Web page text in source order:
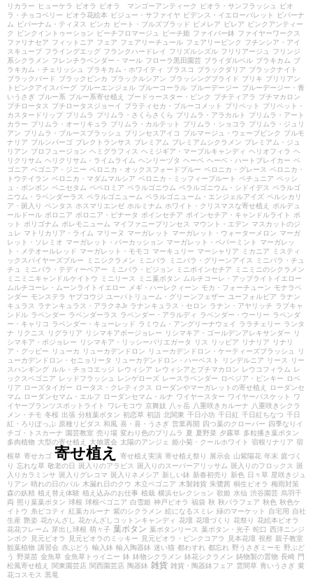
リカラー
ヒューケラ ビオラ ビオラ マンゴーアンティーク ビオラ・サンフラッシュ
ビオ
ラ・チョコベリー
ビオラ花絵本 ビジュー・サファイヤ ビデンス・イエローパレット
ビバーナ
ム
ビバーナム・ティヌス ビンカ ビート・ブルズブラッド ピメレア ピレア
ピンクアンティー
ク
ピンクイントゥーション ピーチフロマージュ ピーチ姫 ファイバー鉢 ファイヤーワークス
ファリナセア フィットニア フェア フェアリーチュール フェアリーピンク
フチンシア・アイ
スキューブ フライングエッグ フランクハードレイ フリズルシズル フリリアージュ
フリンジ
系シクラメン フレンチラベンダー・マール フローラ黒田園芸 ブライダルベル ブラキカム ブ
ラキカム・チェリッシュ
ブラキカム・ホワイティ ブラスコ ブラックダリア ブラックナイト
ブラックバード ブラックビンカ ブラックルシアン ブラッシングブライド ブリキ ブリリアン
トピンクアイスバーグ ブルーエンジェル ブルーコーラル ブルーデージー ブルーデージー・青
いうさぎ ブルー系 ブルー系寄せ植え ブードゥースター・ピンク プチティアラ
プチマカロン
プチロータス
プチロータスジョーイ プラティセカ・ブルーコメット プリペット
プリペット・
カスタードリップ プリムラ プリムラ・さくらさくら プリムラ・アラカルト
プリムラ・アート
カラー プリムラ・オーリキュラ プリムラ・カルテット プリムラ・ショコラ
プリムラ・ジュリ
アン プリムラ・ブルースプラッシュ プリンセスアイコ プルマージュ・ウェーブピンク
プルモ
ナリア プルンパーゴ プレクトランサス プレミアム プレミアムシクラメン プレミアム・ジュ
リアン プロフュージョン ヘミグラフィス ヘミジギア・マーブルキャンディ ヘリオフィラ ヘ
リクリサム ヘリクリサム・ライムライム ヘンリーヅタ ヘーベ ヘーベ・ハートブレイカー ベ
ゴニア ベゴニア・ジニー ベロニカ・オックスフォードブルー ベロニカ・グレース ベロニカ・
トウテイラン ベロニカ・マダムマルシア ベロニカ・ミッフィープルート ペチュニア ペッシ
ュ・ボンボン ペニセタム ペペロミア ペラルゴニウム ペラルゴニウム・シドイデス ペラルゴ
ニウム・ラベンダーラス ペラルゴニューム ペラルゴニューム・エンジェルアイズ ペルシカリ
ア・斑入り ペンタス ホスマリエンゼ ホルミナム ホワイト・クリスマスな寄せ植え
ボルデュ
ールドール ボロニア ボロニア・ピナータ ポインセチア ポインセチア・キャンドルライト
ポ
ット
ポリゴナム ポレモニューム マイファニープリンセス マウント・エデン マスカットのジ
ュレ マトリカリア・ライム マリーヌ マーガレット マーガレット・ウォーターメロン マーガ
レット・ソレミオ マーガレット・パーカッション マーガレット・ペパーミント
マーガレッ
ト・メテオールレッド マーガレット・モモコ マーキュリー マーシャリア ミカニア
ミスティ
ックスパイヤーズブルー
ミニシクラメン ミニバラ ミニバラ・グリーンアイス
ミニバラ・チュ
チュ
ミニバラ・テディーベアー ミニバラ・ピジョン ミニポインセチア
ミニミニのシクラメン
ミニミニキャンドルケイトウ
ミニリース ミニ葉ボタン
ムルチコーレ・アップライトイエロー
ムルチコーレ・ムーンライトイエロー
メギ・ハーレクィーン モカ・フォーチューン モナラベ
ンダー モンステラ ヤブコウジ ユーパトリューム・グリーンフェザー ユーフォルビア ラナン
キュラス
ラナンキュラス・アラクネJr ラナンキュラス・セロン ラナン・アヤリッチ ラブキャ
ンドル ラベンダー ラベンダーラス ラベンダー・アラルディ ラベンダー・ウーリー ラベンダ
ー・キャリコ
ラベンダー・キューレッド ラミウム・アングリーナウェイ ララチェリー ランタ
ナ
リクニス リグラリア リシマキアボージョレー リシマキア・ゴールデンアレキサンダー
リ
シマキア・ボジョレー
リシマキア・リッシーバリエガータ リス リッピア リナリア
リナリ
ア・グッピー
リューカ リューカデンドロン リューカデンドロン・ケーティーズブラッシュ
リ
ューカデンドロン・セニョリータ
リューカデンドロン・ハーベスト リンデルニア リース
リー
スハンギング ルル・チョコエッジ レウィシア レウィシアとプチマカロン レウコフィラム レ
ックスベゴニア レッドフラッシュ レンゲローズ レースラベンダー ロベジア・ピンキー
ロベ
リア
ローズタイガー ロータス・クレティクス ローダンやマーガレットの寄せ植え
ローダンセ
マム
ローダンセマム・エルフ ローダンセマム・ルナ ワイヤースター ワイヤーバスケット
ワ
イヤープランツスポットライト
ワレモコウ 京舞妓 八ヶ岳 八重咲きカルーナ
八重咲きシクラ
メン・チモ 冬桜 出張 分枝葉ボタン 初恋草 初詣 北関東 千日小坊 千日紅 千日紅ちなつ 千日
紅・ろりぽっぷ 原種リビダス 和風 喜・喜・うさぎ 営業再開 四つ葉のクローバー 四季なりイ
チゴ・トスカーナ
園芸教室 売り場 変わり色のプリムラ 夏 夏野菜 夕霧草 多粒播き葉ボタン
多肉植物 大型の寄せ植え 大抽選会 太陽のアンジェ 姫小菊・クールホワイト 宿根リナリア 宿
根草 寄せカゴ 寄せ植え 寄せ植え実演 寄せ植え祭り 展示会 山紫陽花 年末 庭づく
り 忘れな草 敬老の日 斑入りのアラビス 斑入りのスーパーアリッサム 斑入りのフロックス 斑
入りカラミンサ 斑入りグレコマ 斑入りネメシア 新しい鉢 新春初売り 新色 日々草 星咲きジュ
リアン 晴れの日のパル 木漏れ日のクウ 木立ベゴニア 木製雑貨 朱鷺茜 桐生ビオラ 梅雨対策
森の妖精 植え替え体験 植え込みのお仕事 植栽 横浜セレクション 歌姫 水仙 渋谷園芸 烏羽千
両 照り葉葉ボタン 球根 球根ベゴニア 白雪姫 神戸ビオラ 福袋 秋 秋バラフェア 秋色 秋色ケ
イトウ 糸ピコティ 紅葉カルーナ 紫のシクラメン 絵になるスミレ 緑のマーケット 自宅用
自社
生産 艶姿 花かんざし 花かんざしコットンキャンディ 花壇 花壇づくり 花祭り 花絵本ビオラ
花花フレーム 芽出し球根 萌々子 葉ボタン 葉ボタンリース 葉ボタン・光子 蛇口 西洋ニンジ
ンボク
見元ビオラ 見元ビオラのミッキー 見元ビオラ・ピンクコアラ 見本花壇 視察 親子教室
観葉植物 講習会 赤ぶどう 輸入鉢 輸入陶器鉢 迷い猫 都わすれ 都忘れ 野うさぎミーモ 野ぶど
う
野菜苗 金魚草 金魚草トゥイニー 鉢 鉢物シクラメン 鉢花シクラメン 鋳物製の置物 長崎
門
松風寄せ植え
関東園芸店 関西園芸店 陶器鉢 雑貨 雑貨・陶器鉢フェア 雲間草 青いうさぎ 黄
花コスモス 黒竜